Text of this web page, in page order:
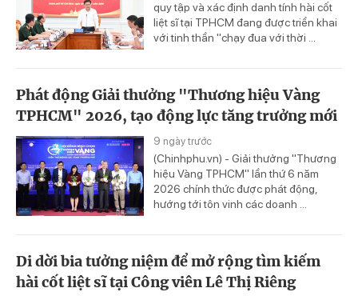
quy tập và xác định danh tính hài cốt
liệt sĩ tại TPHCM đang được triển khai
với tinh thần "chạy đua với thời ...
Phát động Giải thưởng "Thương hiệu Vàng
TPHCM" 2026, tạo động lực tăng trưởng mới
9 ngày trước
(Chinhphu.vn) - Giải thưởng "Thương
hiệu Vàng TPHCM" lần thứ 6 năm
2026 chính thức được phát động,
hướng tới tôn vinh các doanh ...
Di dời bia tưởng niệm để mở rộng tìm kiếm
hài cốt liệt sĩ tại Công viên Lê Thị Riêng